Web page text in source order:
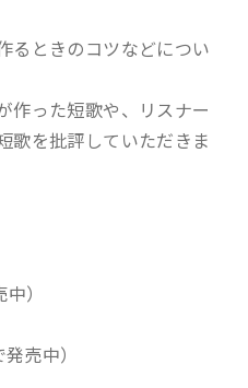
るときのコツなどについ
作った短歌や、リスナー
歌を批評していただきま
）
売中）